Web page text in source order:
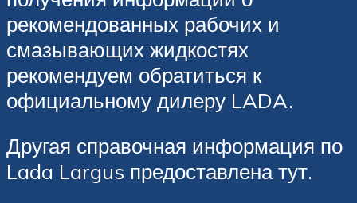
рекомендованных рабочих и
смазывающих жидкостях
рекомендуем обратиться к
официальному дилеру LADA.
Другая справочная информация по
Lada Largus предоставлена тут.